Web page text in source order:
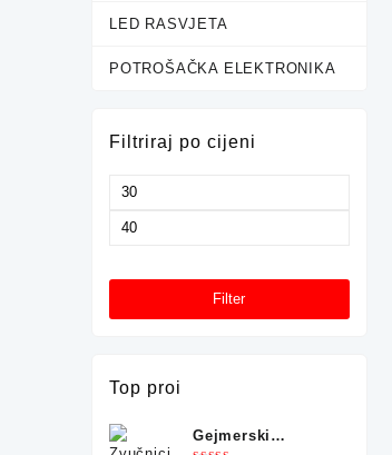
LED RASVJETA
POTROŠAČKA ELEKTRONIKA
Filtriraj po cijeni
Minimalna
Maksimalna
Filter
Top proi
Gejmerski